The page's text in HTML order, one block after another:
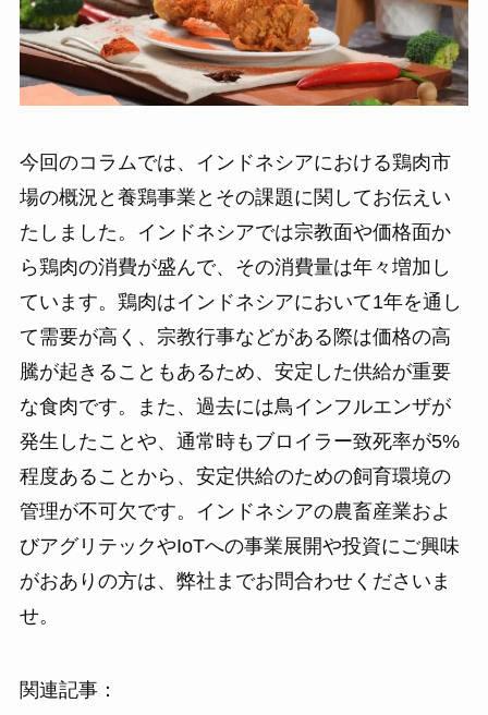
今回のコラムでは、インドネシアにおける鶏肉市
場の概況と養鶏事業とその課題に関してお伝えい
たしました。インドネシアでは宗教面や価格面か
ら鶏肉の消費が盛んで、その消費量は年々増加し
ています。鶏肉はインドネシアにおいて1年を通し
て需要が高く、宗教行事などがある際は価格の高
騰が起きることもあるため、安定した供給が重要
な食肉です。また、過去には鳥インフルエンザが
発生したことや、通常時もブロイラー致死率が5%
程度あることから、安定供給のための飼育環境の
管理が不可欠です。インドネシアの農畜産業およ
びアグリテックやIoTへの事業展開や投資にご興味
がおありの方は、弊社までお問合わせくださいま
せ。
関連記事：